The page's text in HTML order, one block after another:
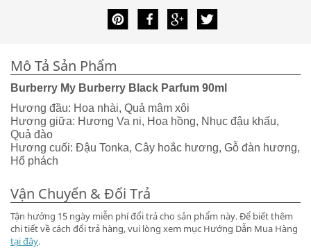
Mô Tả Sản Phẩm
Burberry My Burberry Black Parfum 90ml
Hương đầu: Hoa nhài, Quả mâm xôi
Hương giữa: Hương Va ni, Hoa hồng, Nhục đậu khấu,
Quả đào
Hương cuối: Đậu Tonka, Cây hoắc hương, Gỗ đàn hương,
Hổ phách
Vận Chuyển & Đổi Trả
Tận hưởng 15 ngày miễn phí đổi trả cho sản phẩm này. Để biết thêm
chi tiết về cách đổi trả hàng, vui lòng xem mục Hướng Dẫn Mua Hàng
tại đây.